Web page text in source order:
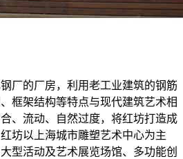
厂的厂房，利用老工业建筑的钢筋
框架结构等特点与现代建筑艺术相
、流动、自然过度，将红坊打造成
坊以上海城市雕塑艺术中心为主
型活动及艺术展览场馆、多功能创